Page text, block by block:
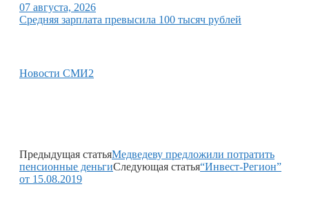
07 августа, 2026
Средняя зарплата превысила 100 тысяч рублей
Новости СМИ2
Предыдущая статьяМедведеву предложили потратить
пенсионные деньгиСледующая статья“Инвест-Регион”
от 15.08.2019